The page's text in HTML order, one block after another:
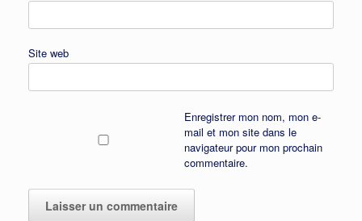
Site web
Enregistrer mon nom, mon e-
mail et mon site dans le
navigateur pour mon prochain
commentaire.